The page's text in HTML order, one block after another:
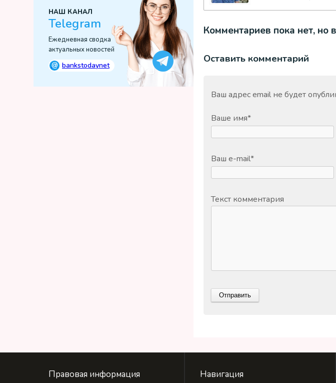
НАШ КАНАЛ
Telegram
Ежедневная сводка
актуальных новостей
@ bankstodaynet
Комментариев пока нет, но
Оставить комментарий
Ваш адрес email не будет
Ваше имя*
Ваш e-mail*
Текст комментария
Правовая информация Навигация